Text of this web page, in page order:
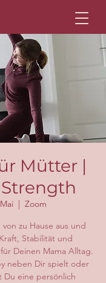
Mütter |
  |
Zoom
zu Hause aus und
Stabilität und
Deinen Mama Alltag.
neben Dir spielt oder
Du eine persönlich